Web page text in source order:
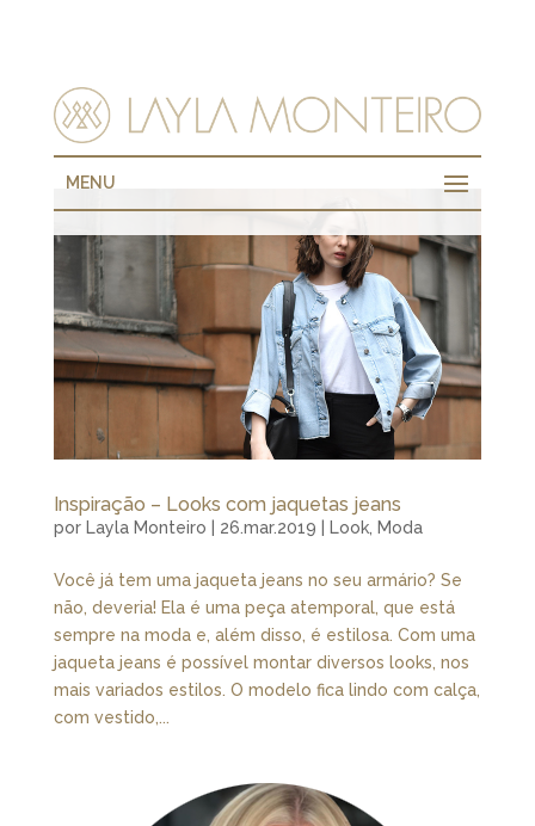
MENU
Inspiração – Looks com jaquetas jeans
por Layla Monteiro 26.mar.2019 Look, Moda
Você já tem uma jaqueta jeans no seu armário? Se
não, deveria! Ela é uma peça atemporal, que está
sempre na moda e, além disso, é estilosa. Com uma
jaqueta jeans é possível montar diversos looks, nos
mais variados estilos. O modelo fica lindo com calça,
com vestido,...